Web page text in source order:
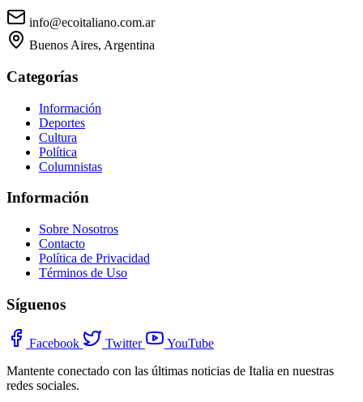
info@ecoitaliano.com.ar
Buenos Aires, Argentina
Categorías
Información
Deportes
Cultura
Política
Columnistas
Información
Sobre Nosotros
Contacto
Política de Privacidad
Términos de Uso
Síguenos
Facebook Twitter
YouTube
Mantente conectado con las últimas noticias de Italia en nuestras
redes sociales.